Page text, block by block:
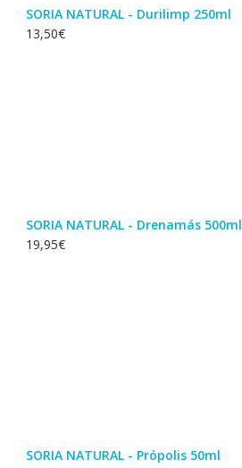
SORIA NATURAL - Durilimp 250ml
13,50€
SORIA NATURAL - Drenamás 500ml
19,95€
SORIA NATURAL - Própolis 50ml